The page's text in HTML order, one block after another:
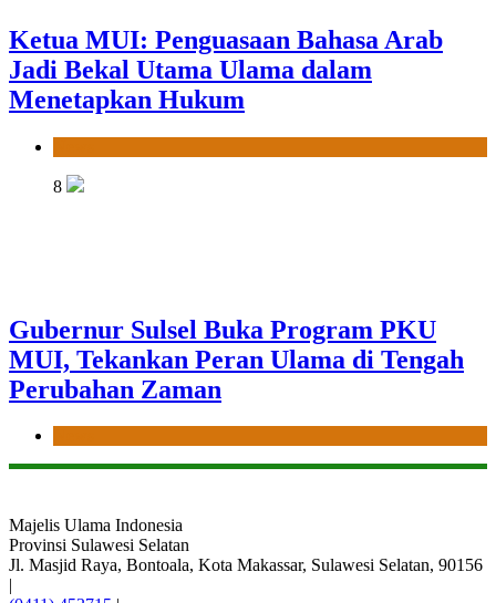
Ketua MUI: Penguasaan Bahasa Arab
Jadi Bekal Utama Ulama dalam
Menetapkan Hukum
8
Gubernur Sulsel Buka Program PKU
MUI, Tekankan Peran Ulama di Tengah
Perubahan Zaman
Majelis Ulama Indonesia
Provinsi Sulawesi Selatan
Jl. Masjid Raya, Bontoala, Kota Makassar, Sulawesi Selatan, 90156
|